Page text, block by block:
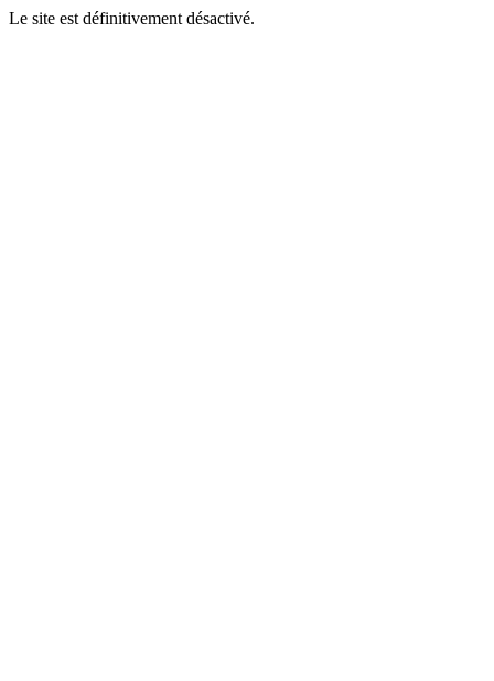
Le site est définitivement désactivé.